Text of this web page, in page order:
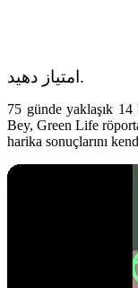
امتیاز دهید.
75 günde yaklaşık
Bey, Green Life
harika sonuçlarını